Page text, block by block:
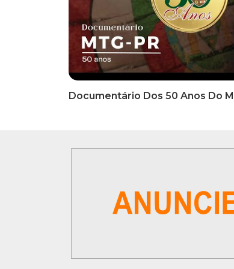
INFORMATIVOS
EDITAL DE CONVOCAÇÃO Nº
002/2026 - PROCESSO DE
SELEÇÃO DE EMPRESA PARA
PRESTAÇÃO DE SERVIÇOS DE
MARKETING E COMUNICAÇÃO